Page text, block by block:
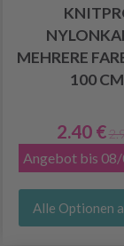
MEHRERE
100
2.40 €
Angebot bis
Alle Optionen